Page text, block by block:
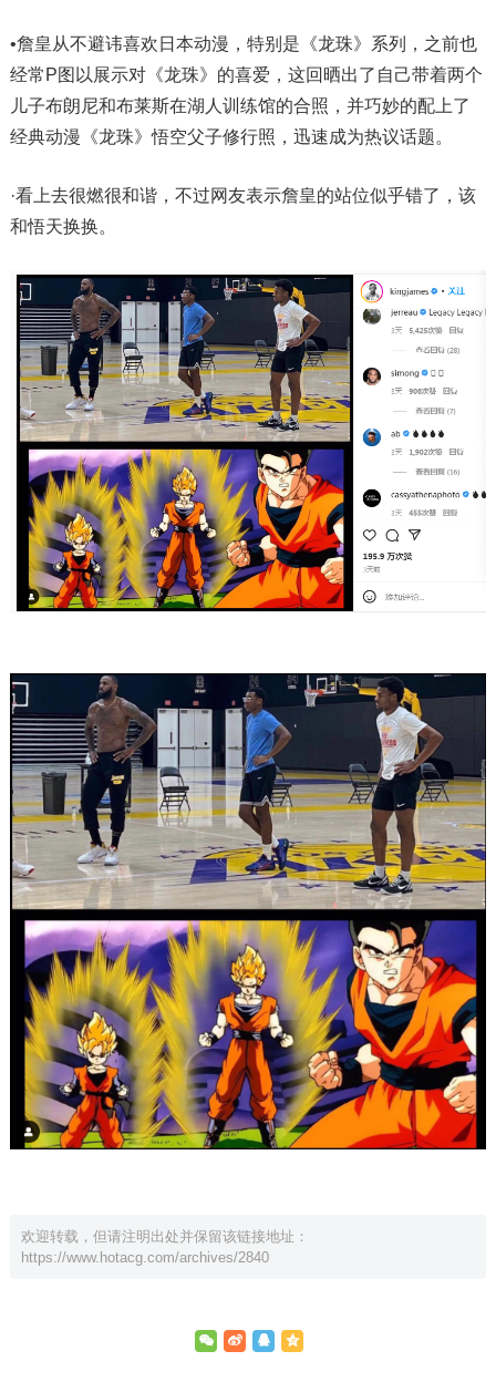
•詹皇从不避讳喜欢日本动漫，特别是《龙珠》系列，之前也
经常P图以展示对《龙珠》的喜爱，这回晒出了自己带着两个
儿子布朗尼和布莱斯在湖人训练馆的合照，并巧妙的配上了
经典动漫《龙珠》悟空父子修行照，迅速成为热议话题。
·看上去很燃很和谐，不过网友表示詹皇的站位似乎错了，该
和悟天换换。
欢迎转载，但请注明出处并保留该链接地址：
https://www.hotacg.com/archives/2840